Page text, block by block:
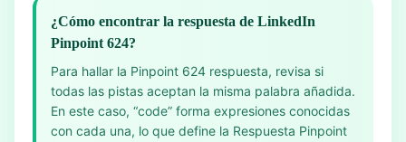
¿Cómo encontrar la respuesta de LinkedIn
Pinpoint 624?
Para hallar la Pinpoint 624 respuesta, revisa si
todas las pistas aceptan la misma palabra añadida.
En este caso, “code” forma expresiones conocidas
con cada una, lo que define la Respuesta Pinpoint